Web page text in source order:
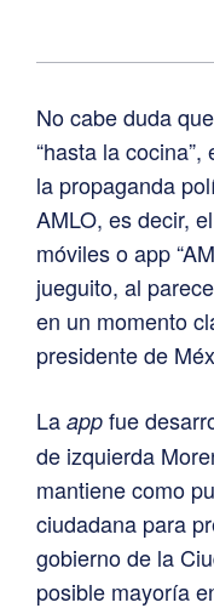
No cabe duda
“hasta la
la propaganda
AMLO, es decir,
móviles o app
jueguito, al
en un momento
presidente de
La app fue
de izquierda
mantiene como
ciudadana para
gobierno de la
posible mayoría